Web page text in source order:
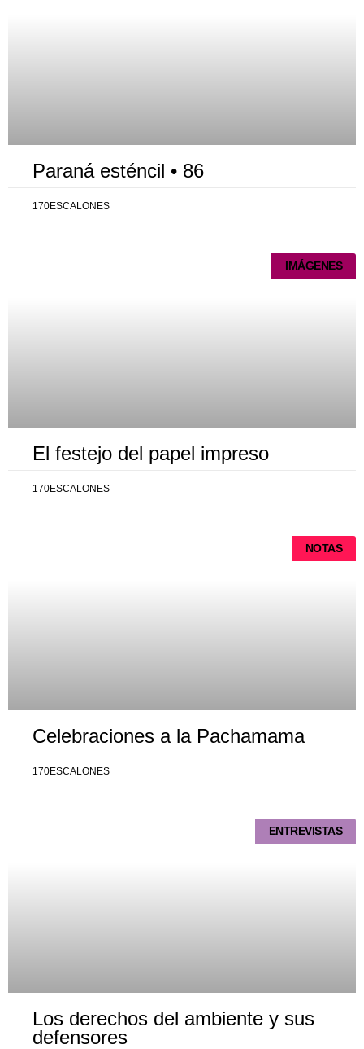
Paraná esténcil • 86
170ESCALONES
IMÁGENES
El festejo del papel impreso
170ESCALONES
NOTAS
Celebraciones a la Pachamama
170ESCALONES
ENTREVISTAS
Los derechos del ambiente y sus
defensores